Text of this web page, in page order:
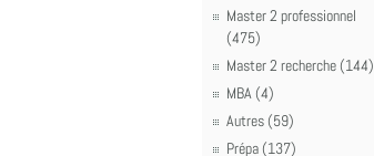
Master 2 professionnel
(475)
Master 2 recherche (144)
MBA (4)
Autres (59)
Prépa (137)